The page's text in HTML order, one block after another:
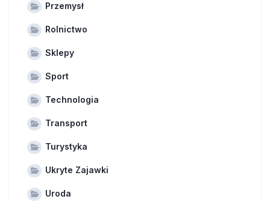
Przemysł
Rolnictwo
Sklepy
Sport
Technologia
Transport
Turystyka
Ukryte Zajawki
Uroda